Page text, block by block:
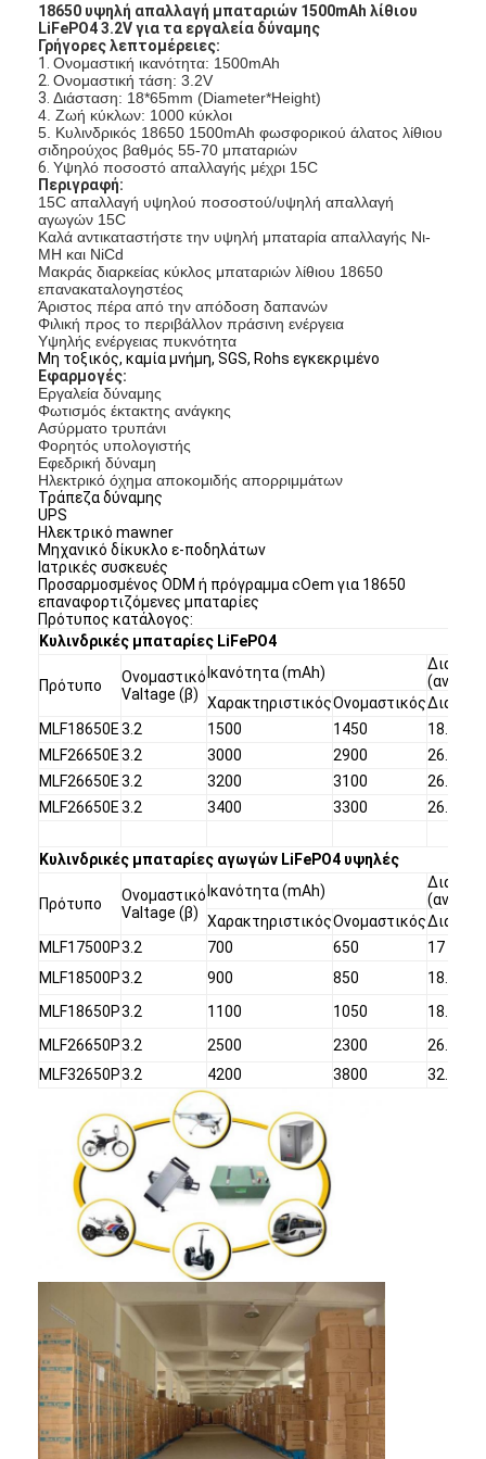
Σπίτι
Προϊόντα
Περίπου εμείς
Γύρος εργοστασίων
18650 υψηλή απαλλαγή μπαταριών 1500mAh λίθιου
LiFePO4 3.2V για τα εργαλεία δύναμης
Γρήγορες λεπτομέρειες:
1.Ονομαστική ικανότητα: 1500mAh
2.Ονομαστική τάση: 3.2V
3.Διάσταση: 18*65mm (Diameter*Height)
4. Ζωή κύκλων: 1000 κύκλοι
5. Κυλινδρικός 18650 1500mAh φωσφορικού άλατος λίθιου
σιδηρούχος βαθμός 55-70 μπαταριών
6.Υψηλό ποσοστό απαλλαγής μέχρι 15C
Περιγραφή:
15C απαλλαγή υψηλού ποσοστού/υψηλή απαλλαγή
αγωγών 15C
Καλά αντικαταστήστε την υψηλή μπαταρία απαλλαγής Νι-
MH και NiCd
Μακράς διαρκείας κύκλος μπαταριών λίθιου 18650
επανακαταλογηστέος
Άριστος πέρα από την απόδοση δαπανών
Φιλική προς το περιβάλλον πράσινη ενέργεια
Υψηλής ενέργειας πυκνότητα
Μη τοξικός, καμία μνήμη, SGS, Rohs εγκεκριμένο
Εφαρμογές:
Εργαλεία δύναμης
Φωτισμός έκτακτης ανάγκης
Ασύρματο τρυπάνι
Φορητός υπολογιστής
Εφεδρική δύναμη
Ηλεκτρικό όχημα αποκομιδής απορριμμάτων
Τράπεζα δύναμης
UPS
Ηλεκτρικό mawner
Μηχανικό δίκυκλο ε-ποδηλάτων
Ιατρικές συσκευές
Προσαρμοσμένος ODM ή πρόγραμμα cOem για 18650
επαναφορτιζόμενες μπαταρίες
Πρότυπος κατάλογος:
Κυλινδρικές μπαταρίες LiFePO4
Πρότυπο
Ονομαστικό
Valtage (β)
Ικανότητα (mAh)
ΧαρακτηριστικόςΟνομαστικός
MLF18650E 3.2 1500 1450
18.1
MLF26650E 3.2 3000 2900
26.1
MLF26650E 3.2 3200 3100
26.1
MLF26650E 3.2 3400 3300 26.1
Κυλινδρικές μπαταρίες αγωγών LiFePO4 υψηλές
Πρότυπο
Ονομαστικό
Valtage (β)
Ικανότητα (mAh)
ΧαρακτηριστικόςΟνομαστικός
MLF17500P3.2 700 650
17
MLF18500P3.2 900 850
18.1
MLF18650P3.2 1100 1050
18.1
MLF26650P3.2 2500 2300
26.1
MLF32650P3.2 4200 3800 32.1